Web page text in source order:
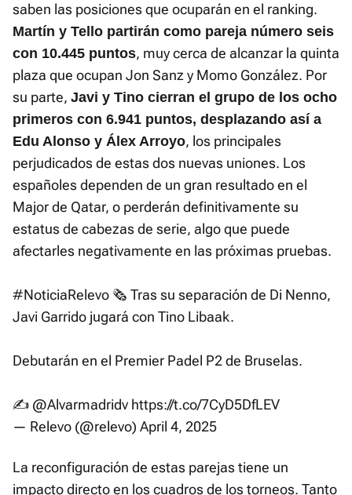
saben las posiciones que ocuparán en el ranking.
Martín y Tello partirán como pareja número seis
con 10.445 puntos, muy cerca de alcanzar la quinta
plaza que ocupan Jon Sanz y Momo González. Por
su parte, Javi y Tino cierran el grupo de los ocho
primeros con 6.941 puntos, desplazando así a
Edu Alonso y Álex Arroyo, los principales
perjudicados de estas dos nuevas uniones. Los
españoles dependen de un gran resultado en el
Major de Qatar, o perderán definitivamente su
estatus de cabezas de serie, algo que puede
afectarles negativamente en las próximas pruebas.
#NoticiaRelevo 🗞️ Tras su separación de Di Nenno,
Javi Garrido jugará con Tino Libaak.
Debutarán en el Premier Padel P2 de Bruselas.
✍️ @Alvarmadridv https://t.co/7CyD5DfLEV
— Relevo (@relevo) April 4, 2025
La reconfiguración de estas parejas tiene un
impacto directo en los cuadros de los torneos. Tanto